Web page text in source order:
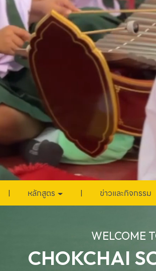
หลักสูตร ข่าวและกิจกรรม
WELCOME
CHOKCHAI